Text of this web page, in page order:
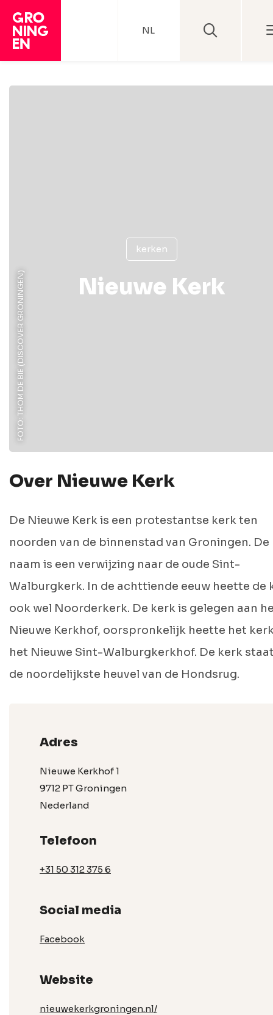
NL
kerken
Nieuwe Kerk
FOTO: THOM DE BIE (DISCOVER GRONINGEN)
Over Nieuwe Kerk
De Nieuwe Kerk is een protestantse kerk ten
noorden van de binnenstad van Groningen. De
naam is een verwijzing naar de oude Sint-
Walburgkerk. In de achttiende eeuw heette de
ook wel Noorderkerk. De kerk is gelegen aan
Nieuwe Kerkhof, oorspronkelijk heette het
het Nieuwe Sint-Walburgkerkhof. De kerk
de noordelijkste heuvel van de Hondsrug.
Adres
Nieuwe Kerkhof 1
9712 PT Groningen
Nederland
Telefoon
+31 50 312 375 6
Social media
Facebook
Website
nieuwekerkgroningen.nl/